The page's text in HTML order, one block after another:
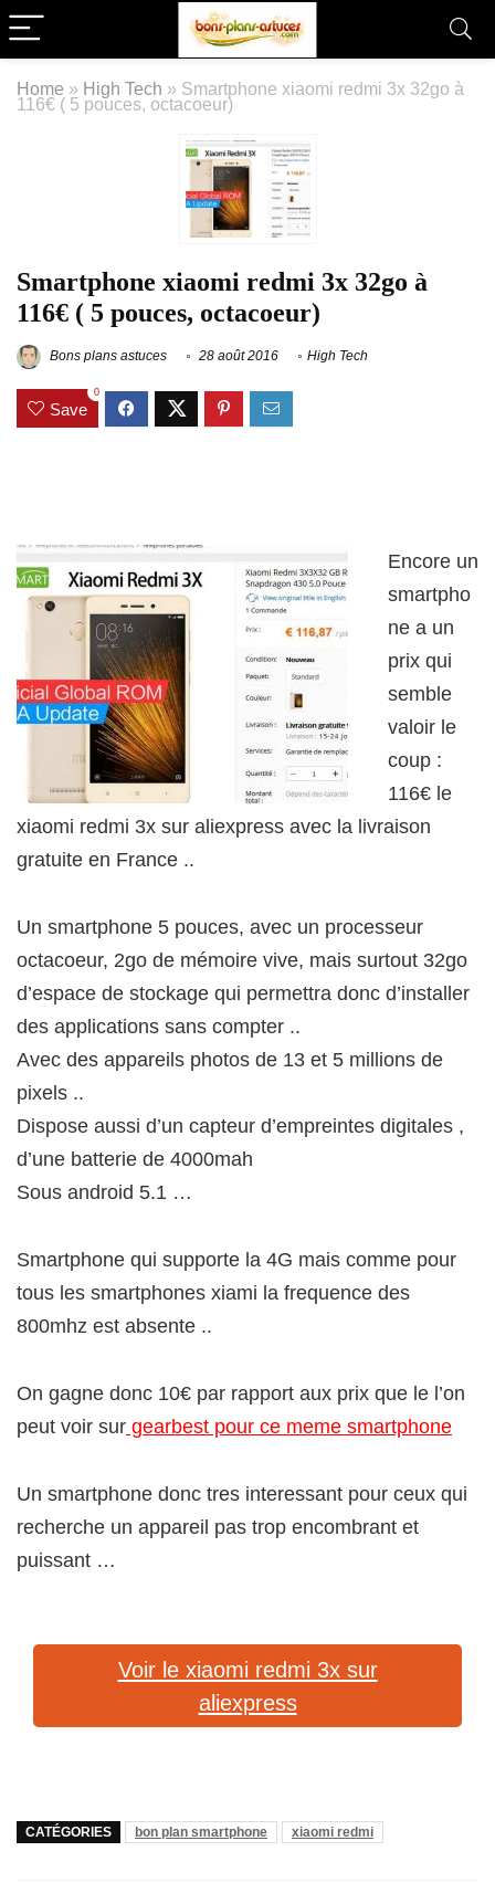
Home » High Tech » Smartphone xiaomi redmi 3x 32go à
116€ ( 5 pouces, octacoeur)
Smartphone xiaomi redmi 3x 32go à
116€ ( 5 pouces, octacoeur)
Bons plans astuces 28 août 2016 High Tech
Save
0
Encore un
smartpho
ne a un
prix qui
semble
valoir le
coup :
116€ le
xiaomi redmi 3x sur aliexpress avec la livraison
gratuite en France ..
Un smartphone 5 pouces, avec un processeur
octacoeur, 2go de mémoire vive, mais surtout 32go
d’espace de stockage qui permettra donc d’installer
des applications sans compter ..
Avec des appareils photos de 13 et 5 millions de
pixels ..
Dispose aussi d’un capteur d’empreintes digitales ,
d’une batterie de 4000mah
Sous android 5.1 …
Smartphone qui supporte la 4G mais comme pour
tous les smartphones xiami la frequence des
800mhz est absente ..
On gagne donc 10€ par rapport aux prix que le l’on
peut voir sur gearbest pour ce meme smartphone
Un smartphone donc tres interessant pour ceux qui
recherche un appareil pas trop encombrant et
puissant …
Voir le xiaomi redmi 3x sur
aliexpress
CATÉGORIES bon plan smartphone xiaomi redmi